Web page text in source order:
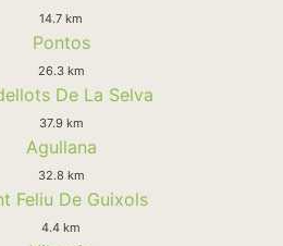
14.7 km
Pontos
26.3 km
De La Selva
37.9 km
Agullana
32.8 km
Feliu De Guixols
4.4 km